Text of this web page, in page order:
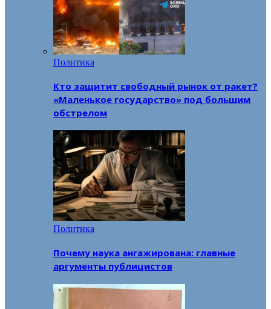
Политика
Кто защитит свободный рынок от ракет?
«Маленькое государство» под большим
обстрелом
Политика
Почему наука ангажирована: главные
аргументы публицистов